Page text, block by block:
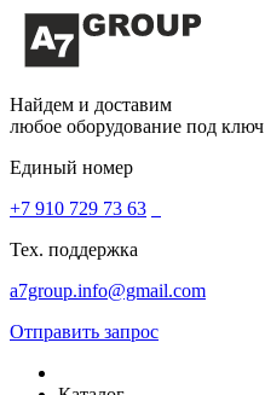
Найдем и доставим
любое оборудование под ключ
Единый номер
+7 910 729 73 63
Тех. поддержка
a7group.info@gmail.com
Отправить запрос